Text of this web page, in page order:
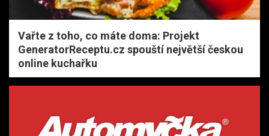
Vařte z toho, co máte doma: Projekt
GeneratorReceptu.cz spouští největší českou
online kuchařku